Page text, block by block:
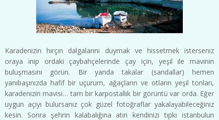
Karadenizin hırçın dalgalarını duymak ve hissetmek isterseniz
oraya inip ordaki çaybahçelerinde çay için, yeşil ile mavinin
buluşmasını görün. Bir yanda takalar (sandallar) hemen
yanıbaşınızda hafif bir uçurum, ağaçların ve otların yeşil tonları,
karadenizin mavisi… tam bir karpostallık bir görüntü var orda. Eğer
uygun açıyı bulursanız çok güzel fotoğraflar yakalayabileceğiniz
kesin. Sonra şehrin kalabalığına atın kendinizi tıpkı istanbulun